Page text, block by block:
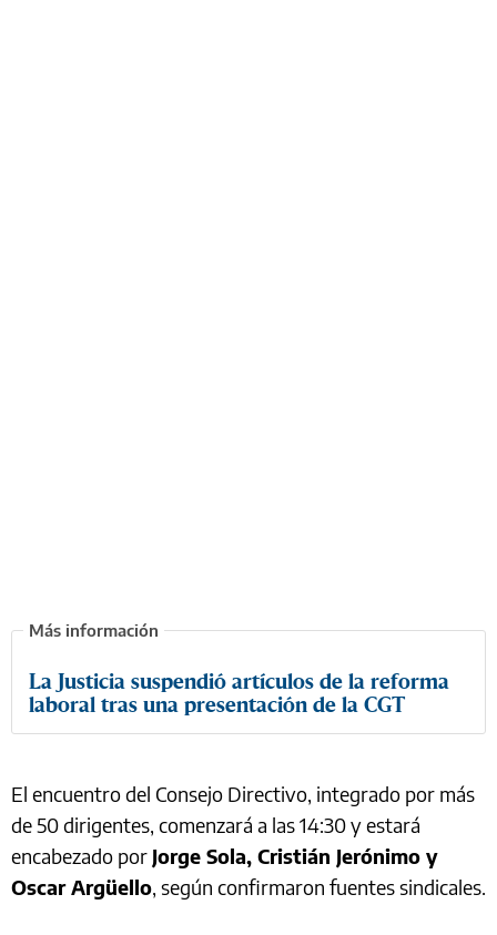
La Justicia suspendió artículos de la reforma
laboral tras una presentación de la CGT
El encuentro del Consejo Directivo, integrado por más
de 50 dirigentes, comenzará a las 14:30 y estará
encabezado por Jorge Sola, Cristián Jerónimo y
Oscar Argüello, según confirmaron fuentes sindicales.